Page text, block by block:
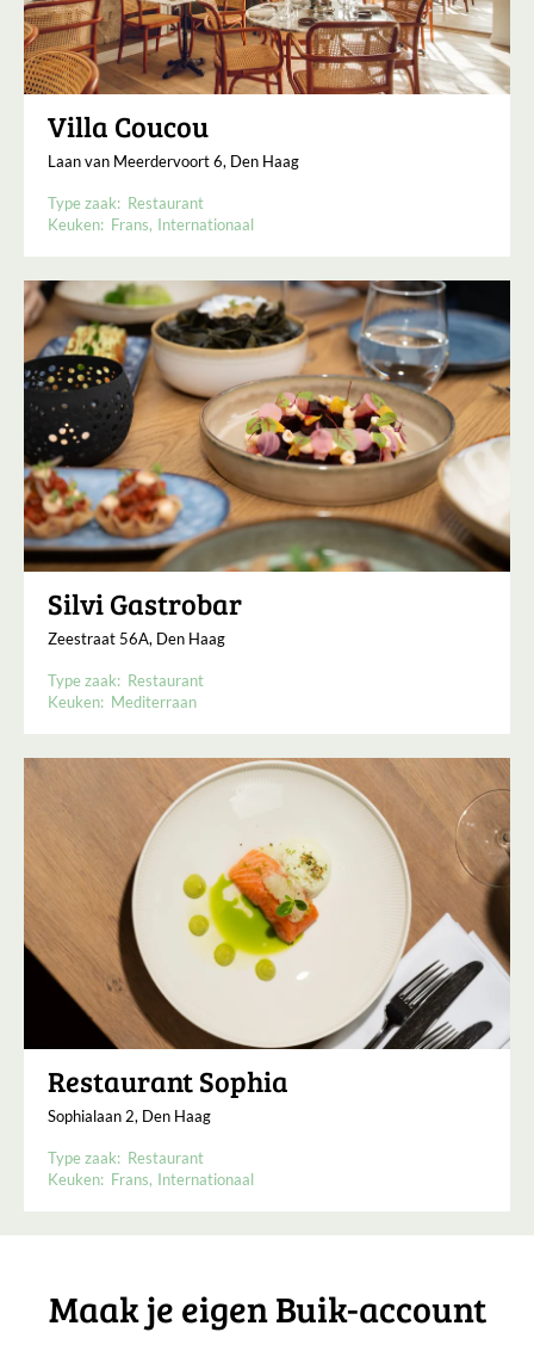
Villa Coucou
Laan van Meerdervoort 6, Den Haag
Type zaak: Restaurant
Keuken: Frans Internationaal
Silvi Gastrobar
Zeestraat 56A, Den Haag
Type zaak: Restaurant
Keuken: Mediterraan
Restaurant Sophia
Sophialaan 2, Den Haag
Type zaak: Restaurant
Keuken: Frans Internationaal
Maak je eigen Buik-account